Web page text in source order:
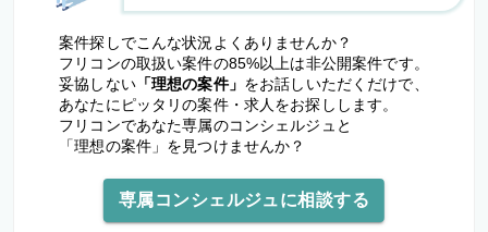
案件探しでこんな状況よくありませんか？
フリコンの取扱い案件の85%以上は非公開案件です。
妥協しない「理想の案件」 をお話しいただくだけで、
あなたにピッタリの案件・求人をお探しします。
フリコンであなた専属のコンシェルジュと
「理想の案件」を見つけませんか？
専属コンシェルジュに相談する